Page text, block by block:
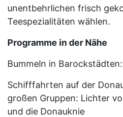
unentbehrlichen frisch
Teespezialitäten wählen.
Programme in der Nähe
Bummeln in
Schifffahrten auf der
großen Gruppen: Lichter
und die Donauknie